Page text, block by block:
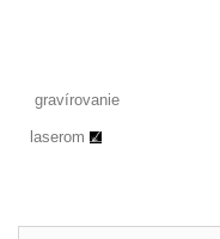
gravírovanie
laserom